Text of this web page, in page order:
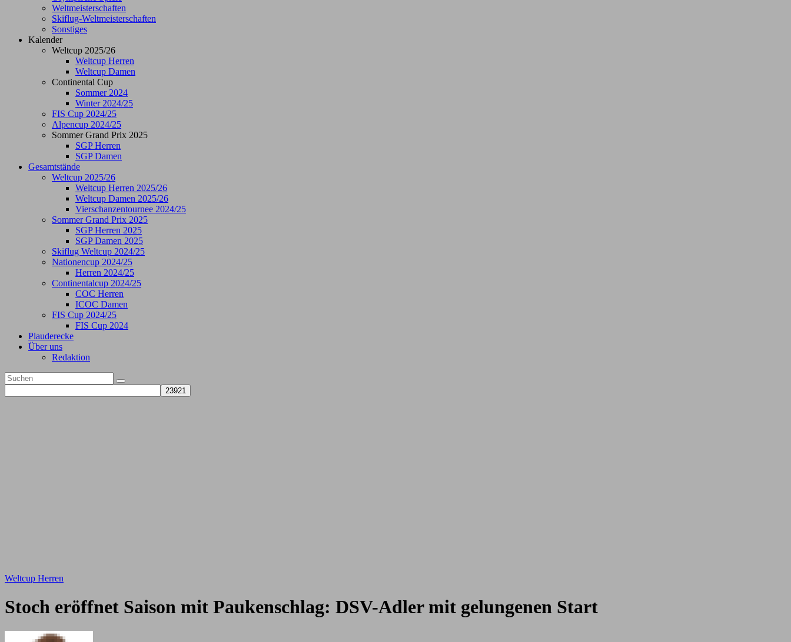
Weltmeisterschaften
Skiflug-Weltmeisterschaften
Sonstiges
Kalender
Weltcup 2025/26
Weltcup Herren
Weltcup Damen
Continental Cup
Sommer 2024
Winter 2024/25
FIS Cup 2024/25
Alpencup 2024/25
Sommer Grand Prix 2025
SGP Herren
SGP Damen
Gesamtstände
Weltcup 2025/26
Weltcup Herren 2025/26
Weltcup Damen 2025/26
Vierschanzentournee 2024/25
Sommer Grand Prix 2025
SGP Herren 2025
SGP Damen 2025
Skiflug Weltcup 2024/25
Nationencup 2024/25
Herren 2024/25
Continentalcup 2024/25
COC Herren
ICOC Damen
FIS Cup 2024/25
FIS Cup 2024
Plauderecke
Über uns
Redaktion
Weltcup Herren
Stoch eröffnet Saison mit Paukenschlag: DSV-Adler mit gelungenen Start